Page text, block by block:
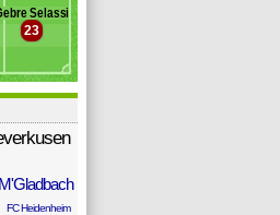
23
Selassie
FC Heidenheim